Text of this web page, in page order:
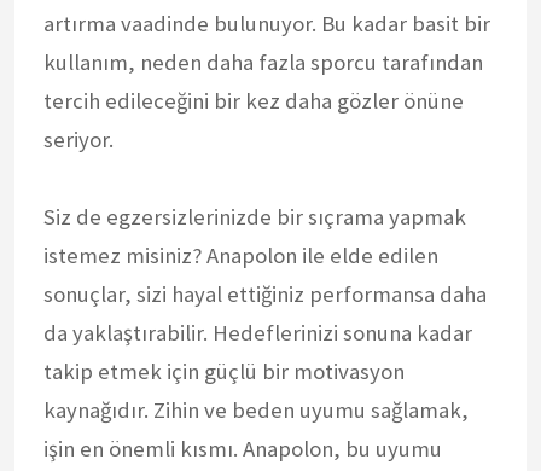
artırma vaadinde bulunuyor. Bu kadar basit bir
kullanım, neden daha fazla sporcu tarafından
tercih edileceğini bir kez daha gözler önüne
seriyor.
Siz de egzersizlerinizde bir sıçrama yapmak
istemez misiniz? Anapolon ile elde edilen
sonuçlar, sizi hayal ettiğiniz performansa daha
da yaklaştırabilir. Hedeflerinizi sonuna kadar
takip etmek için güçlü bir motivasyon
kaynağıdır. Zihin ve beden uyumu sağlamak,
işin en önemli kısmı. Anapolon, bu uyumu